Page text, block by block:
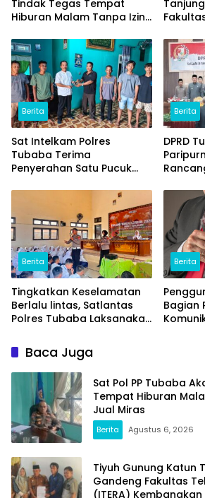
Tindak Tegas Tempat
Hiburan Malam Tanpa Izin
Potensi
Berita
Sat Intelkam Polres
Tubaba Terima
Penyerahan Satu Pucuk
Masyarakat
Berita
DPRD
Berita
Tingkatkan Keselamatan
Berlalu lintas, Satlantas
Polres Tubaba Laksanakan
School di SMAN 1 Tumijajar
Berita
Bagian
Baca Juga
Sat Pol PP Tubaba
Tempat Hiburan
Jual Miras
Berita Agustus 6, 2026
Tiyuh Gunung Katun
Gandeng Fakultas
(ITERA)